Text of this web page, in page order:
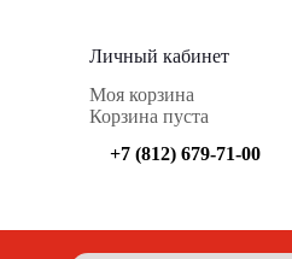
Личный кабинет
Моя корзина
Корзина пуста
+7 (812) 679-71-00